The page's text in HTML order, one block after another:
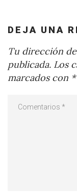
DEJA UNA
Tu dirección
publicada. Los
marcados con *